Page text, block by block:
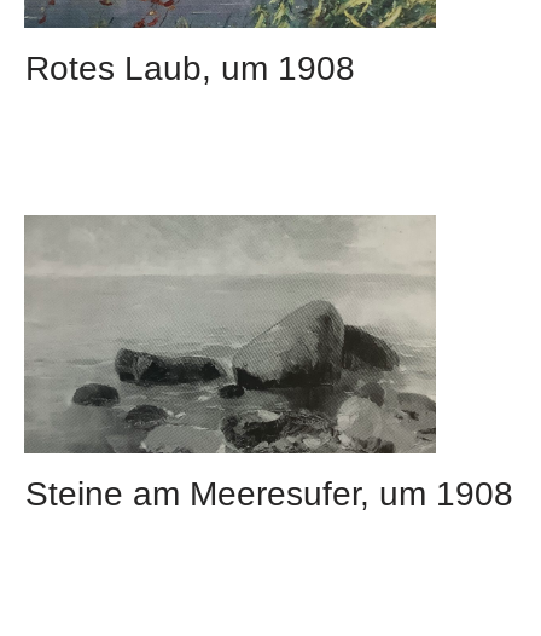
Rotes Laub, um 1908
Steine am Meeresufer, um 1908